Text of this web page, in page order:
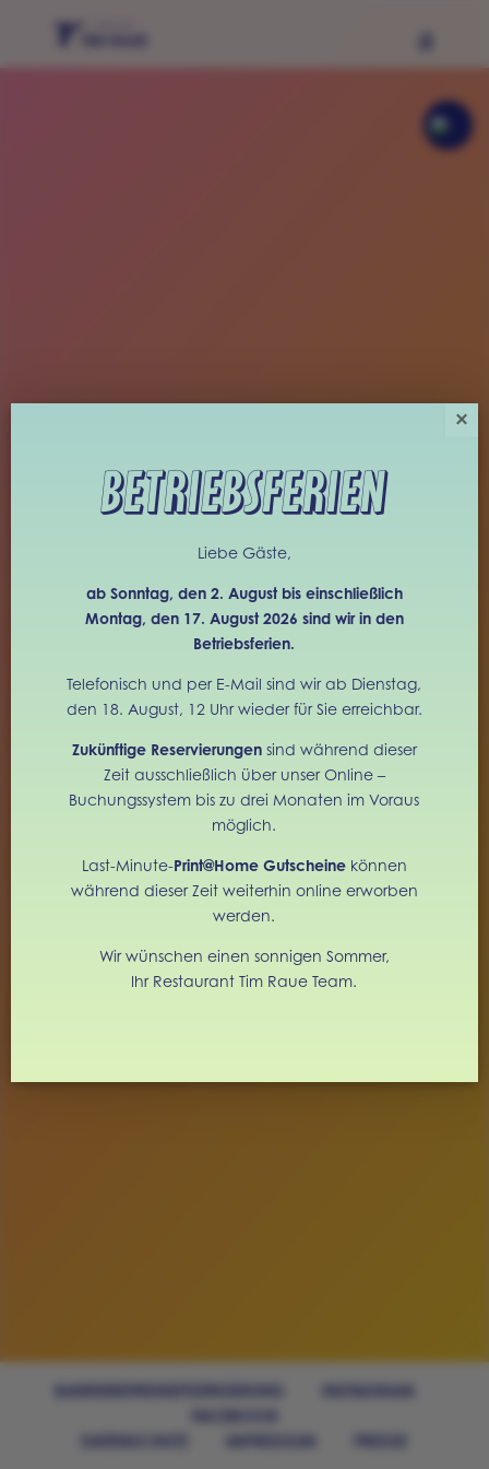
DINNER
DIENSTAG – DONNERSTAG
18:00 – 24:00
FREITAG & SAMSTAG
17:00 – 24:00
+49 (0) 30 259 379 30
OFFICE@TIM-RAUE.COM
BETRIEBSFERIEN
Liebe Gäste,
ab Sonntag, den 2. August bis einschließlich
Montag, den 17. August 2026 sind wir in den
Betriebsferien.
Telefonisch und per E-Mail sind wir ab Dienstag,
den 18. August, 12 Uhr wieder für Sie erreichbar.
Zukünftige Reservierungensind während dieser
Zeit ausschließlich über unser Online –
Buchungssystem bis zu drei Monaten im Voraus
möglich.
Last-Minute-Print@Home Gutscheinekönnen
während dieser Zeit weiterhin online erworben
werden.
Wir wünschen einen sonnigen Sommer,
Ihr Restaurant Tim Raue Team.
×